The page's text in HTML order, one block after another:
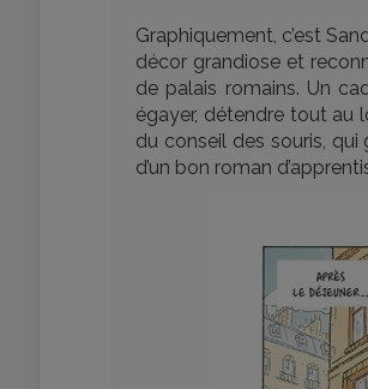
Graphiquement, c’est
décor grandiose et
de palais romains. Un
égayer, détendre tout au
du conseil des souris, qui
d’un bon roman